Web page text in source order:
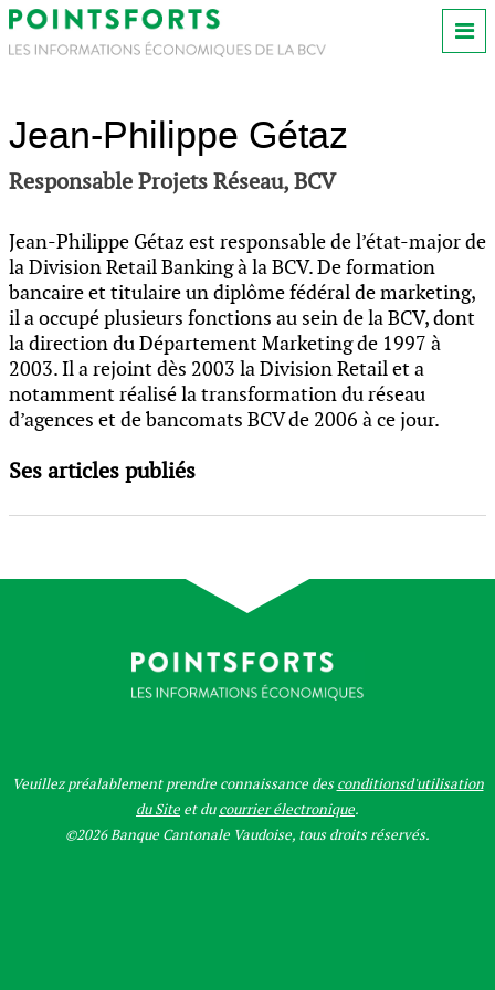
Jean-Philippe Gétaz
Responsable Projets Réseau, BCV
Jean-Philippe Gétaz est responsable de l’état-major de
la Division Retail Banking à la BCV. De formation
bancaire et titulaire un diplôme fédéral de marketing,
il a occupé plusieurs fonctions au sein de la BCV, dont
la direction du Département Marketing de 1997 à
2003. Il a rejoint dès 2003 la Division Retail et a
notamment réalisé la transformation du réseau
d’agences et de bancomats BCV de 2006 à ce jour.
Ses articles publiés
Veuillez préalablement prendre connaissance desconditionsd'utilisation
du Site et ducourrier électronique.
©2026 Banque Cantonale Vaudoise, tous droits réservés.